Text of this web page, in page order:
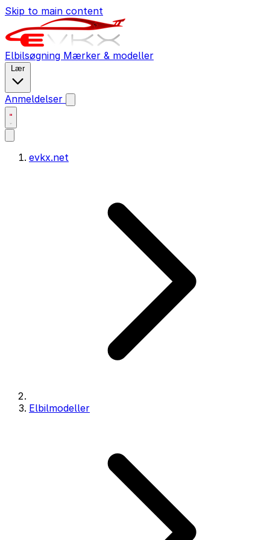
Skip to main content
Elbilsøgning Mærker & modeller
Lær
Anmeldelser
evkx.net
Elbilmodeller